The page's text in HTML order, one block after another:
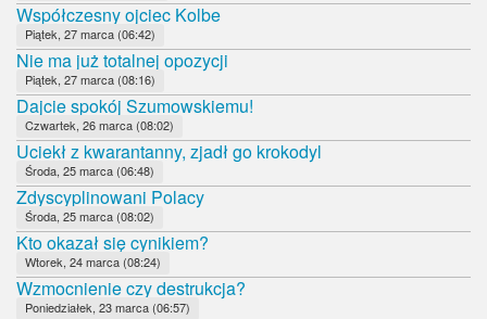
Współczesny ojciec Kolbe
Piątek, 27 marca (06:42)
Nie ma już totalnej opozycji
Piątek, 27 marca (08:16)
Dajcie spokój Szumowskiemu!
Czwartek, 26 marca (08:02)
Uciekł z kwarantanny, zjadł go krokodyl
Środa, 25 marca (06:48)
Zdyscyplinowani Polacy
Środa, 25 marca (08:02)
Kto okazał się cynikiem?
Wtorek, 24 marca (08:24)
Wzmocnienie czy destrukcja?
Poniedziałek, 23 marca (06:57)